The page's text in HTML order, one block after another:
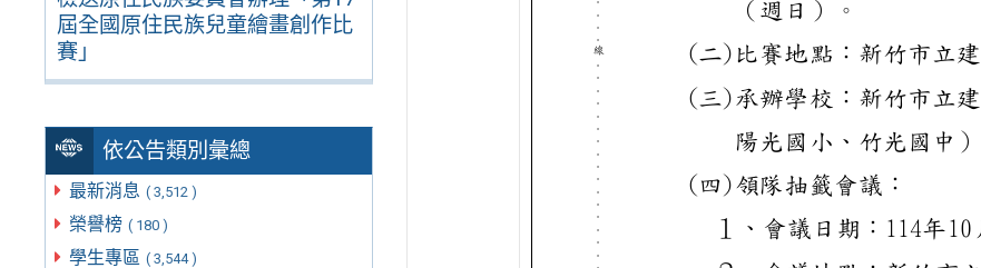
屆全國原住民族兒童繪畫創作比
賽」
依公告類別彙總
最新消息 ( 3,512 )
榮譽榜 ( 180 )
學生專區 ( 3,544 )